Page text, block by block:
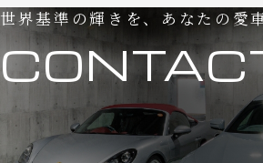
世界基準の輝きを、あなたの愛